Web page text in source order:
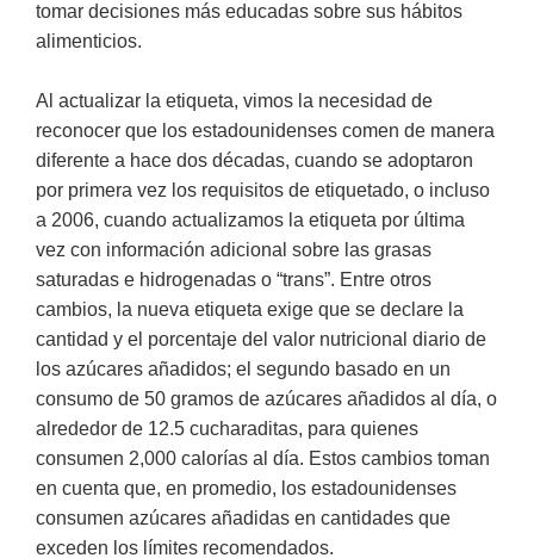
tomar decisiones más educadas sobre sus hábitos
alimenticios.
Al actualizar la etiqueta, vimos la necesidad de
reconocer que los estadounidenses comen de manera
diferente a hace dos décadas, cuando se adoptaron
por primera vez los requisitos de etiquetado, o incluso
a 2006, cuando actualizamos la etiqueta por última
vez con información adicional sobre las grasas
saturadas e hidrogenadas o “trans”. Entre otros
cambios, la nueva etiqueta exige que se declare la
cantidad y el porcentaje del valor nutricional diario de
los azúcares añadidos; el segundo basado en un
consumo de 50 gramos de azúcares añadidos al día, o
alrededor de 12.5 cucharaditas, para quienes
consumen 2,000 calorías al día. Estos cambios toman
en cuenta que, en promedio, los estadounidenses
consumen azúcares añadidas en cantidades que
exceden los límites recomendados.